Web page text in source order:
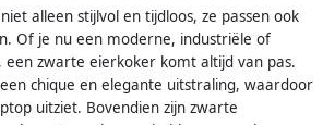
alleen stijlvol en tijdloos, ze passen ook
Of je nu een moderne, industriële of
een zwarte eierkoker komt altijd van pas.
chique en elegante uitstraling, waardoor
uitziet. Bovendien zijn zwarte